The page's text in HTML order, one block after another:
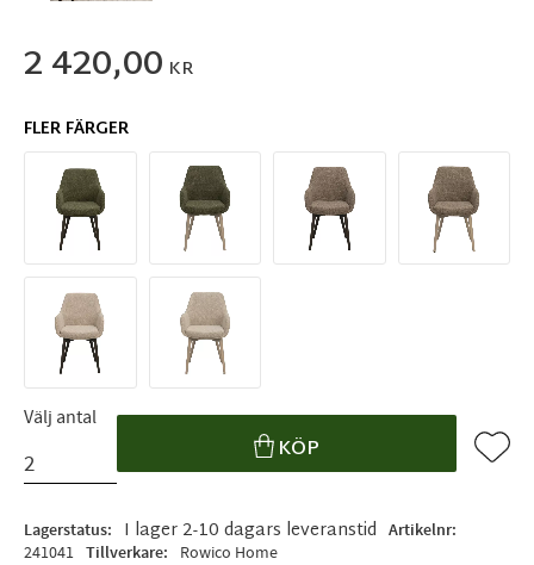
2 420,00 KR
FLER FÄRGER
Välj antal
KÖP Lägg
Lagerstatus I lager 2-10 dagars leveranstid Artikelnr
241041 Tillverkare Rowico Home